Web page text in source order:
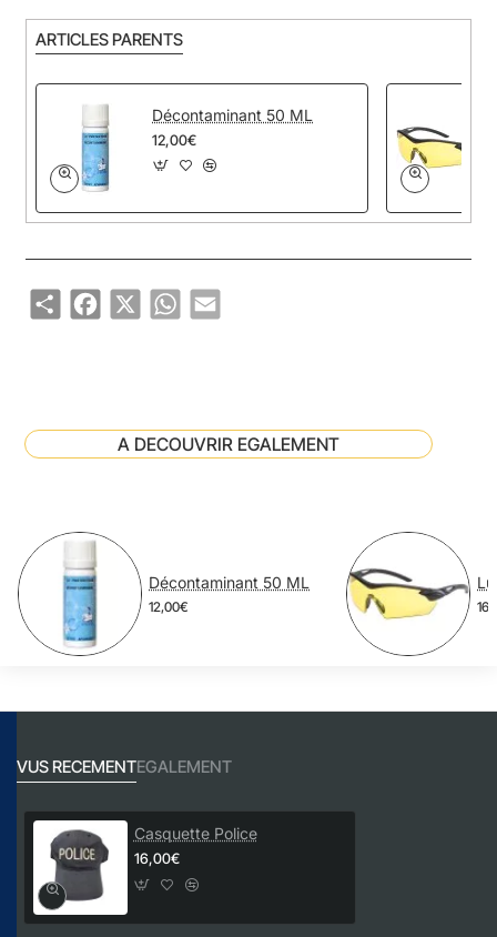
ARTICLES PARENTS
Décontaminant 50 ML
12,00€
ShareFacebook
X WhatsApp
Email
A DECOUVRIR EGALEMENT
Décontaminant 50 ML
12,00€
VUS RECEMENTEGALEMENT
Casquette Police
16,00€